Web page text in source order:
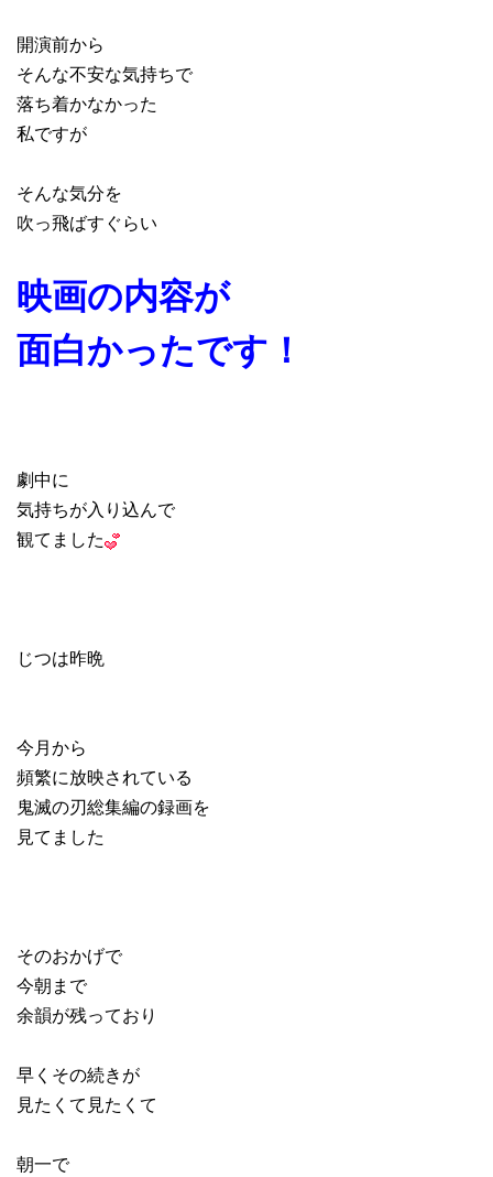
開演前から
そんな不安な気持ちで
落ち着かなかった
私ですが
そんな気分を
吹っ飛ばすぐらい
映画の内容が
面白かったです！
劇中に
気持ちが入り込んで
観てました
じつは昨晩
今月から
頻繁に放映されている
鬼滅の刃総集編の録画を
見てました
そのおかげで
今朝まで
余韻が残っており
早くその続きが
見たくて見たくて
朝一で